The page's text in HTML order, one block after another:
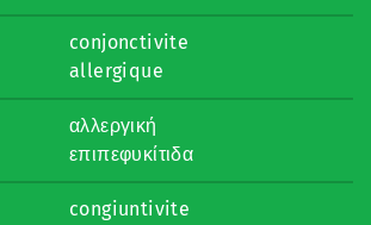
conjonctivite
allergique
αλλεργική
επιπεφυκίτιδα
congiuntivite